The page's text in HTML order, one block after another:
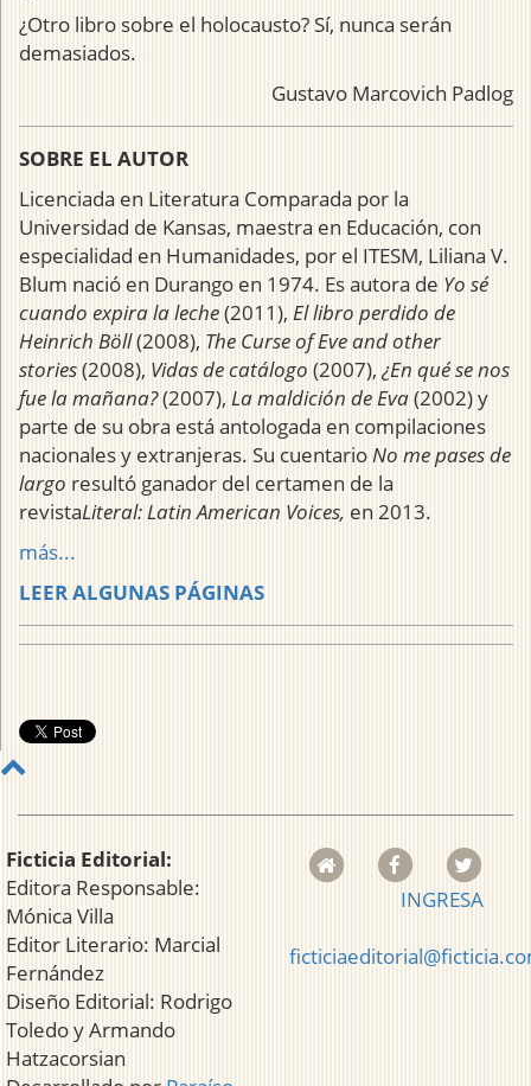
¿Otro libro sobre el holocausto? Sí, nunca serán
demasiados.
Gustavo Marcovich Padlog
SOBRE EL AUTOR
Licenciada en Literatura Comparada por la
Universidad de Kansas, maestra en Educación, con
especialidad en Humanidades, por el ITESM, Liliana V.
Blum nació en Durango en 1974. Es autora de Yo sé
cuando expira la leche(2011), El libro perdido de
Heinrich Böll(2008), The Curse of Eve and other
stories(2008), Vidas de catálogo (2007), ¿En qué se nos
fue la mañana?(2007), La maldición de Eva(2002) y
parte de su obra está antologada en compilaciones
nacionales y extranjeras. Su cuentarioNo me pases de
largo resultó ganador del certamen de la
revistaLiteral: Latin American Voices, en 2013.
más...
LEER ALGUNAS PÁGINAS
Ficticia Editorial:
Editora Responsable:
Mónica Villa
Editor Literario: Marcial
Fernández
Diseño Editorial: Rodrigo
Toledo y Armando
Hatzacorsian
INGRESA